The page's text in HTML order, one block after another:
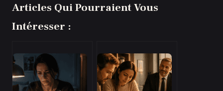
Articles Qui Pourraient Vous
Intéresser :